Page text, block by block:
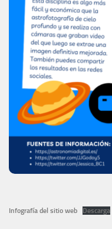
Infografía del sitio web Descarga